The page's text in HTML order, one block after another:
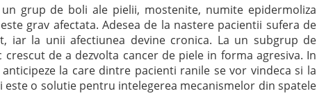
grup de boli ale pielii, mostenite, numite epidermoliza
grav afectata. Adesea de la nastere pacientii sufera de
iar la unii afectiunea devine cronica. La un subgrup de
de a dezvolta cancer de piele in forma agresiva. In
la care dintre pacienti ranile se vor vindeca si la
o solutie pentru intelegerea mecanismelor din spatele